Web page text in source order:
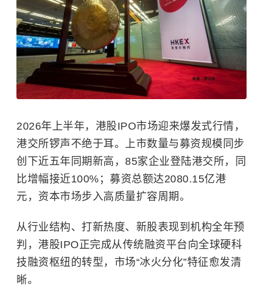
2026年上半年，港股IPO市场迎来爆发式行情，
港交所锣声不绝于耳。上市数量与募资规模同步
创下近五年同期新高，85家企业登陆港交所，同
比增幅接近100%；募资总额达2080.15亿港
元，资本市场步入高质量扩容周期。
从行业结构、打新热度、新股表现到机构全年预
判，港股IPO正完成从传统融资平台向全球硬科
技融资枢纽的转型，市场“冰火分化”特征愈发清
晰。